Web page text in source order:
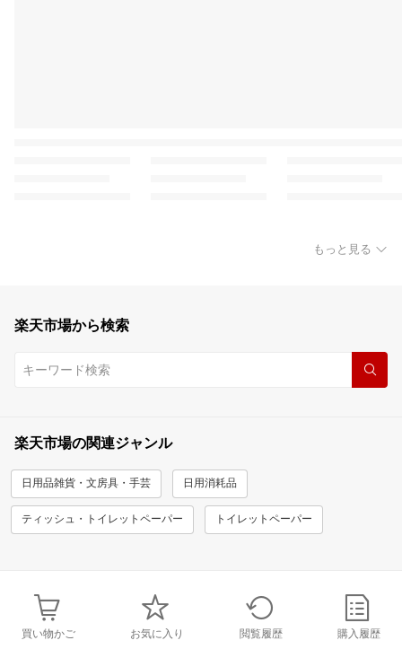
もっと見る
楽天市場から検索
楽天市場の関連ジャンル
日用品雑貨・文房具・手芸 日用消耗品
ティッシュ・トイレットペーパー トイレットペーパー
買い物かご お気に入り 閲覧履歴 購入履歴